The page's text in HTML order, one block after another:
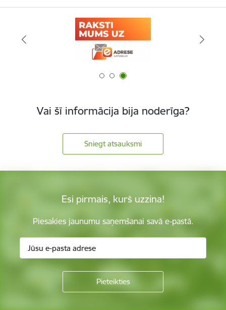
Vai šī informācija bija noderīga?
Sniegt atsauksmi
Esi pirmais, kurš uzzina!
Piesakies jaunumu saņemšanai savā e-pastā.